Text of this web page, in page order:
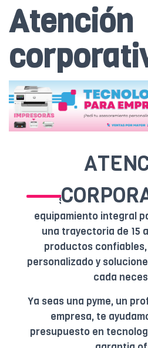
Atención
Somos Gerbio,
equipamiento integral
una trayectoria de 15
productos
personalizado y
cada
Ya seas una pyme, un
empresa, te
presupuesto en